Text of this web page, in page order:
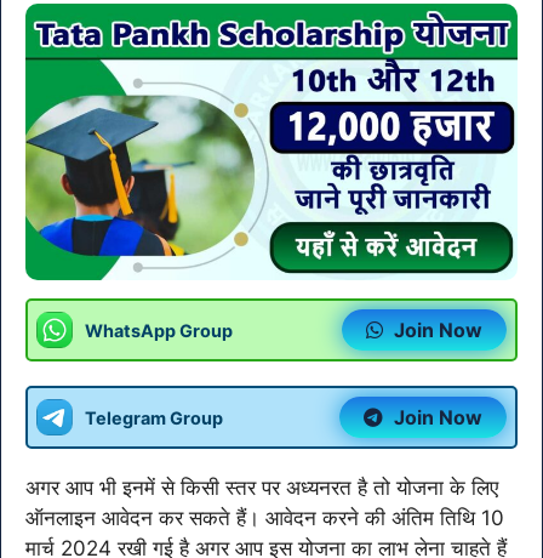
WhatsApp Group Join Now
Telegram Group Join Now
अगर आप भी इनमें से किसी स्तर पर अध्यनरत है तो योजना के लिए
ऑनलाइन आवेदन कर सकते हैं। आवेदन करने की अंतिम तिथि 10
मार्च 2024 रखी गई है अगर आप इस योजना का लाभ लेना चाहते हैं